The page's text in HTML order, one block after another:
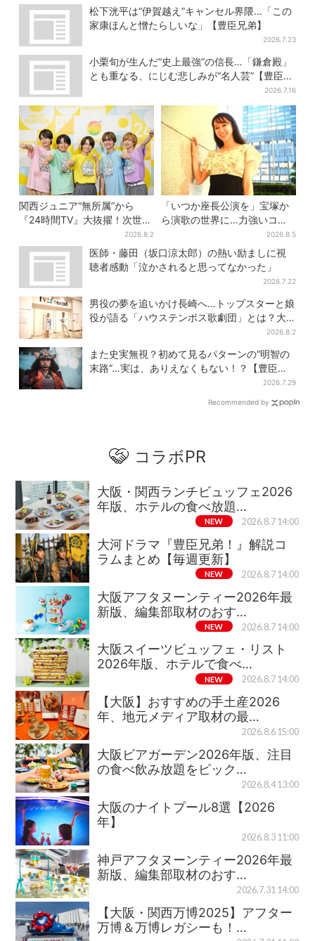
松下洸平は“伊賀越え”キャンセル界隈…「この
家康ほんと憎たらしいな」【豊臣兄弟】
2026.7.23
小栗旬が生んだ“史上最強”の信長…「鎌倉殿」
とも重なる、にじむ悲しみが“名人芸”【豊臣兄
2026.7.16
関西ジュニア“無所属”から
『24時間TV』大抜擢！次世代
スターと期待「まさか僕
が…」
2026.8.2
「いつか座長公演を」宝塚か
ら演歌の世界に…力強いコブ
シで聴かせる有沙瞳の目指す
道とは
2026.8.5
医師・藤田（坂口涼太郎）の熱い励ましに視
聴者感動「泣かされると思ってなかった」
2026.7.22
男役の夢を追いかけ長崎へ…トップスターと娘
役が語る「ハウステンボス歌劇団」とは？大
2026.8.2
また史実無視？初めて見るパターンの“明智の
末路”…実は、ありえなくもない！？【豊臣兄
2026.7.29
Recommended by
コラボPR
大阪・関西ランチビュッフェ2026
年版、ホテルの食べ放題…
NEW 2026.8.7 14:00
大河ドラマ『豊臣兄弟！』解説コ
ラムまとめ【毎週更新】
NEW 2026.8.7 14:00
大阪アフタヌーンティー2026年最
新版、編集部取材のおす…
NEW 2026.8.7 14:00
大阪スイーツビュッフェ・リスト
2026年版、ホテルで食べ…
NEW 2026.8.7 14:00
【大阪】おすすめの手土産2026
年、地元メディア取材の最…
2026.8.6 15:00
大阪ビアガーデン2026年版、注目
の食べ飲み放題をピック…
2026.8.4 13:00
大阪のナイトプール8選【2026
年】
2026.8.3 11:00
神戸アフタヌーンティー2026年最
新版、編集部取材のおす…
2026.7.31 14:00
【大阪・関西万博2025】アフター
万博＆万博レガシーも！…